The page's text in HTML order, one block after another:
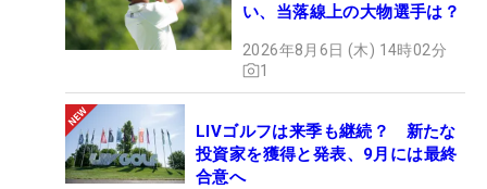
い、当落線上の大物選手は？
2026年8月6日 (木) 14時02分
1
LIVゴルフは来季も継続？ 新たな
投資家を獲得と発表、9月には最終
合意へ